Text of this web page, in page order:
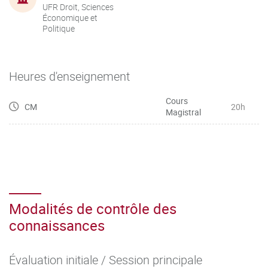
UFR Droit, Sciences
Économique et
Politique
Heures d'enseignement
CM
Cours
Magistral
20h
Modalités de contrôle des
connaissances
Évaluation initiale / Session principale